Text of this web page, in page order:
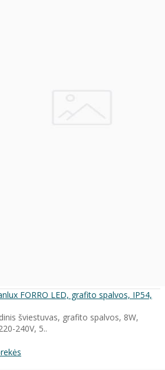
FORRO LED, grafito spalvos, IP54,
šviestuvas, grafito spalvos, 8W,
240V, 5..